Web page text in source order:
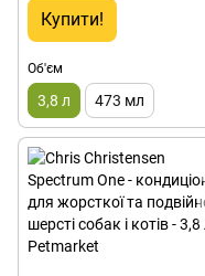
Купити!
Об'єм
3,8 л 473 мл